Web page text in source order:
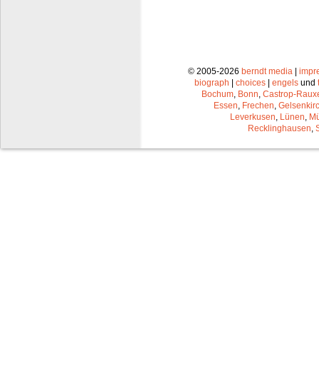
© 2005-2026 berndt media |
biograph | choices | engels und
Bochum Bonn Castrop-
Essen Frechen
Leverkusen Lünen
Recklinghausen